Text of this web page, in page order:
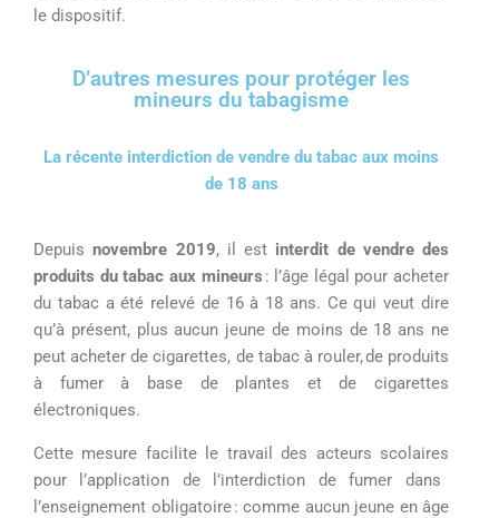
le dispositif.
D’autres mesures pour protéger les
mineurs du tabagisme
La récente interdiction de vendre du tabac aux moins
de 18 ans
Depuisnovembre 2019,il est interdit de vendre des
produits du tabac aux mineurs : l’âge légal pour acheter
du tabac a été relevé de 16 à 18 ans. Ce qui veut dire
qu’à présent, plus aucun jeune de moins de 18 ans ne
peut acheter de cigarettes, de tabac à rouler,de produits
à fumer à base de plantes etde cigarettes
électroniques.
Cette mesure facilite le travail des acteurs scolaires
pour l’application de l’interdiction de fumer dans
l’enseignement obligatoire : comme aucun jeune en âge